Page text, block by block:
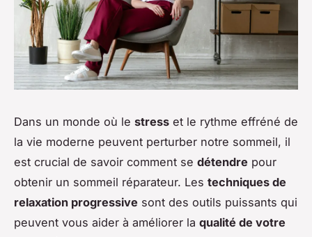
Dans un monde où le stress et le rythme effréné de
la vie moderne peuvent perturber notre sommeil, il
est crucial de savoir comment se détendre pour
obtenir un sommeil réparateur. Les techniques de
relaxation progressive sont des outils puissants qui
peuvent vous aider à améliorer la qualité de votre